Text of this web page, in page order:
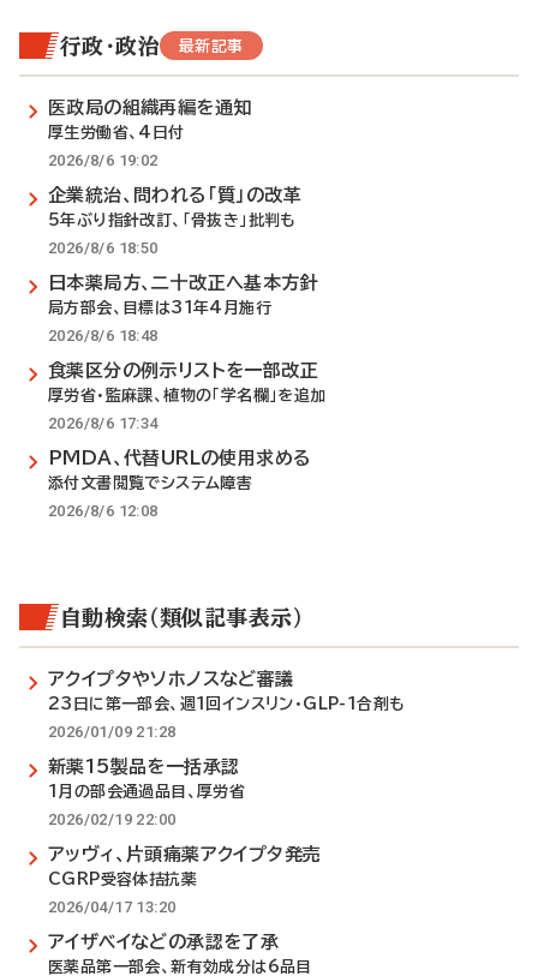
行政・政治 最新記事
医政局の組織再編を通知
厚生労働省、4日付
2026/8/6 19:02
企業統治、問われる「質」の改革
5年ぶり指針改訂、「骨抜き」批判も
2026/8/6 18:50
日本薬局方、二十改正へ基本方針
局方部会、目標は31年4月施行
2026/8/6 18:48
食薬区分の例示リストを一部改正
厚労省・監麻課、植物の「学名欄」を追加
2026/8/6 17:34
PMDA、代替URLの使用求める
添付文書閲覧でシステム障害
2026/8/6 12:08
自動検索（類似記事表示）
アクイプタやソホノスなど審議
23日に第一部会、週1回インスリン・GLP-1合剤も
2026/01/09 21:28
新薬15製品を一括承認
1月の部会通過品目、厚労省
2026/02/19 22:00
アッヴィ、片頭痛薬アクイプタ発売
CGRP受容体拮抗薬
2026/04/17 13:20
アイザベイなどの承認を了承
医薬品第一部会、新有効成分は6品目